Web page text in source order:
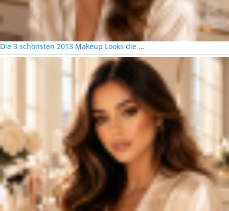
Die 3 schönsten 2013 Makeup Looks die …